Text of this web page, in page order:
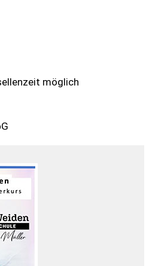
möglich